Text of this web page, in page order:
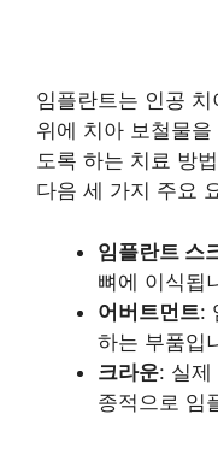
임플란트는 인공
위에 치아 보철물
도록 하는 치료 방
다음 세 가지 주요
임플란트 스
뼈에 이식됩
어버트먼트:
하는 부품입
크라운: 실제
종적으로 임